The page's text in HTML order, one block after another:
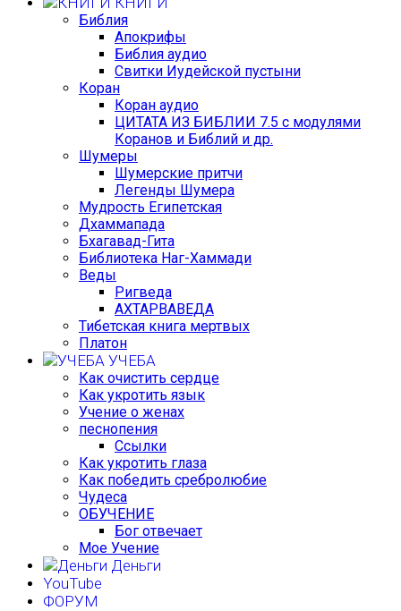
Библия
Апокрифы
Библия аудио
Свитки Иудейской пустыни
Коран
Коран аудио
ЦИТАТА ИЗ БИБЛИИ 7.5 с модулями
Коранов и Библий и др.
Шумеры
Шумерские притчи
Легенды Шумера
Мудрость Египетская
Дхаммапада
Бхагавад-Гита
Библиотека Наг-Хаммади
Веды
Ригведа
АХТАРВАВЕДА
Тибетская книга мертвых
Платон
УЧЕБА
Как очистить сердце
Как укротить язык
Учение о женах
песнопения
Ссылки
Как укротить глаза
Как победить сребролюбие
Чудеса
ОБУЧЕНИЕ
Бог отвечает
Мое Учение
Деньги
YouTube
ФОРУМ